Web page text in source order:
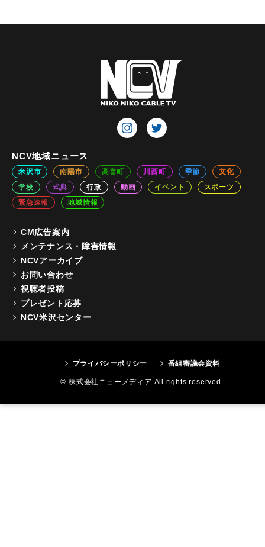
NCV地域ニュース
米沢市 南陽市 高畠町 川西町 季節
文化
学校
式典 行政 動画 イベント
スポーツ
緊急速報
地域情報
CM広告案内
メンテナンス・障害情報
NCVアーカイブ
お問い合わせ
視聴者投稿
プレゼント応募
NCV米沢センター
プライバシーポリシー 番組審議会資料
© 株式会社ニューメディア All rights reserved.